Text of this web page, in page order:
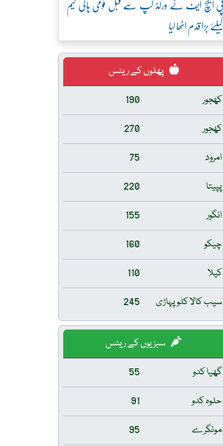
بڑا قدم اٹھا لیا
پھلوں کے ریٹس
کھجور
190
کھجور
270
امرود
75
پپیتا
220
انگور
155
چیکو
160
کیلا
110
سیب کالا کلو پہاڑی
245
سبزیوں کے ریٹس
گھیا کدو
55
حلوہ کدو
91
مونگرے
95